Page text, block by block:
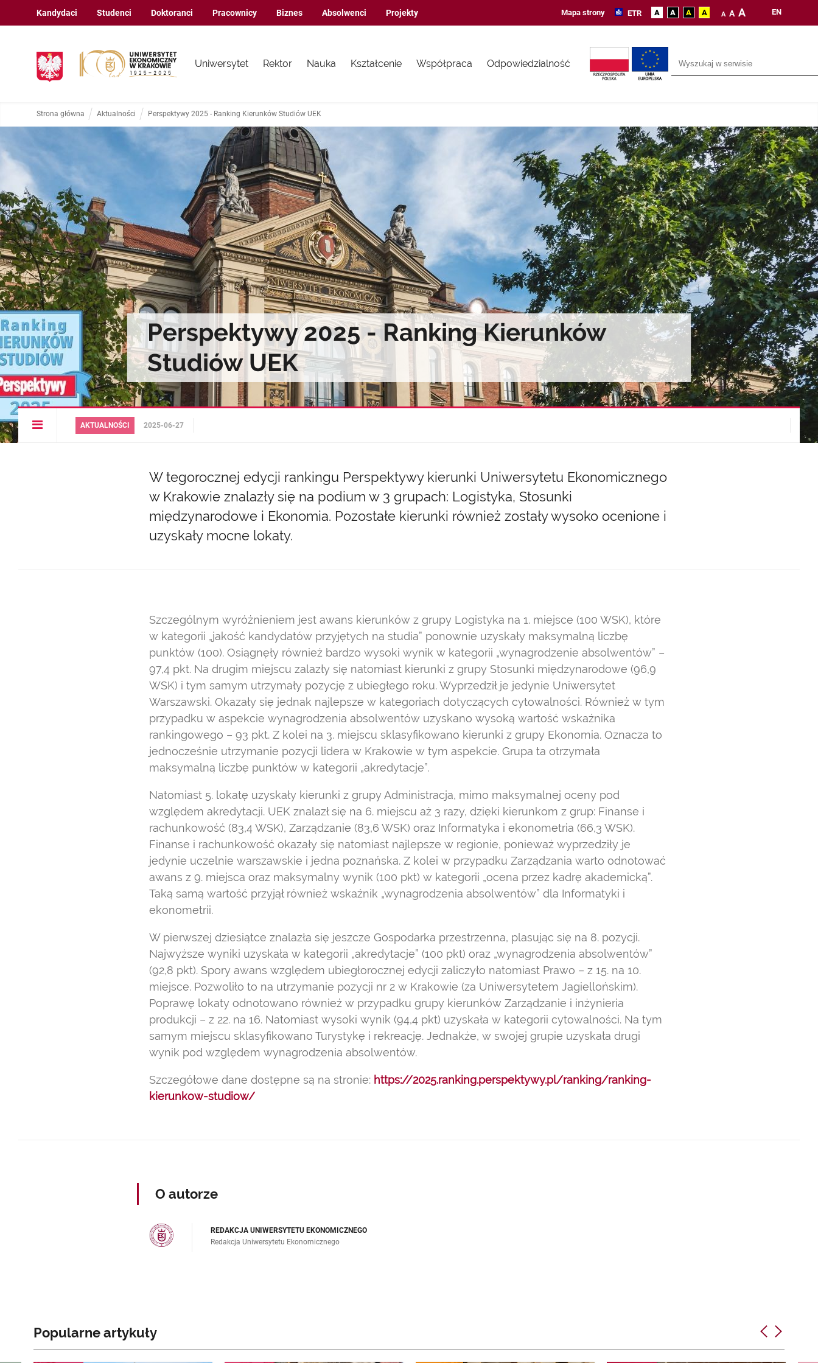
Kandydaci Studenci Doktoranci Pracownicy Biznes Absolwenci Projekty Mapa strony ETR A A A A A A A EN
Uniwersytet Rektor Nauka Kształcenie Współpraca Odpowiedzialność
Strona główna Aktualności Perspektywy 2025 - Ranking Kierunków Studiów UEK
Perspektywy 2025 - Ranking Kierunków
Studiów UEK
Open
AKTUALNOŚCI 2025-06-27
W tegorocznej edycji rankingu Perspektywy kierunki Uniwersytetu Ekonomicznego
w Krakowie znalazły się na podium w 3 grupach: Logistyka, Stosunki
międzynarodowe i Ekonomia. Pozostałe kierunki również zostały wysoko ocenione i
uzyskały mocne lokaty.
Szczególnym wyróżnieniem jest awans kierunków z grupy Logistyka na 1. miejsce (100 WSK), które
w kategorii „jakość kandydatów przyjętych na studia” ponownie uzyskały maksymalną liczbę
punktów (100). Osiągnęły również bardzo wysoki wynik w kategorii „wynagrodzenie absolwentów” –
97,4 pkt. Na drugim miejscu zalazły się natomiast kierunki z grupy Stosunki międzynarodowe (96,9
WSK) i tym samym utrzymały pozycję z ubiegłego roku. Wyprzedził je jedynie Uniwersytet
Warszawski. Okazały się jednak najlepsze w kategoriach dotyczących cytowalności. Również w tym
przypadku w aspekcie wynagrodzenia absolwentów uzyskano wysoką wartość wskaźnika
rankingowego – 93 pkt. Z kolei na 3. miejscu sklasyfikowano kierunki z grupy Ekonomia. Oznacza to
jednocześnie utrzymanie pozycji lidera w Krakowie w tym aspekcie. Grupa ta otrzymała
maksymalną liczbę punktów w kategorii „akredytacje”.
Natomiast 5. lokatę uzyskały kierunki z grupy Administracja, mimo maksymalnej oceny pod
względem akredytacji. UEK znalazł się na 6. miejscu aż 3 razy, dzięki kierunkom z grup: Finanse i
rachunkowość (83,4 WSK), Zarządzanie (83,6 WSK) oraz Informatyka i ekonometria (66,3 WSK).
Finanse i rachunkowość okazały się natomiast najlepsze w regionie, ponieważ wyprzedziły je
jedynie uczelnie warszawskie i jedna poznańska. Z kolei w przypadku Zarządzania warto odnotować
awans z 9. miejsca oraz maksymalny wynik (100 pkt) w kategorii „ocena przez kadrę akademicką”.
Taką samą wartość przyjął również wskaźnik „wynagrodzenia absolwentów” dla Informatyki i
ekonometrii.
W pierwszej dziesiątce znalazła się jeszcze Gospodarka przestrzenna, plasując się na 8. pozycji.
Najwyższe wyniki uzyskała w kategorii „akredytacje” (100 pkt) oraz „wynagrodzenia absolwentów”
(92,8 pkt). Spory awans względem ubiegłorocznej edycji zaliczyło natomiast Prawo – z 15. na 10.
miejsce. Pozwoliło to na utrzymanie pozycji nr 2 w Krakowie (za Uniwersytetem Jagiellońskim).
Poprawę lokaty odnotowano również w przypadku grupy kierunków Zarządzanie i inżynieria
produkcji – z 22. na 16. Natomiast wysoki wynik (94,4 pkt) uzyskała w kategorii cytowalności. Na tym
samym miejscu sklasyfikowano Turystykę i rekreację. Jednakże, w swojej grupie uzyskała drugi
wynik pod względem wynagrodzenia absolwentów.
Szczegółowe dane dostępne są na stronie: https://2025.ranking.perspektywy.pl/ranking/ranking-
kierunkow-studiow/
O autorze
REDAKCJA UNIWERSYTETU EKONOMICZNEGO
Redakcja Uniwersytetu Ekonomicznego
Popularne artykuły